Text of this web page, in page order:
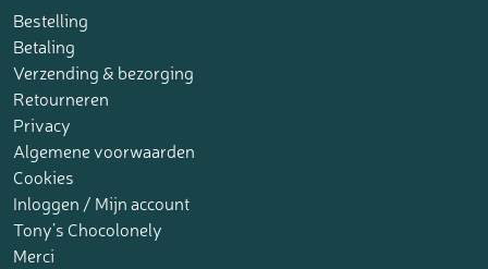
Bestelling
Betaling
Verzending & bezorging
Retourneren
Privacy
Algemene voorwaarden
Cookies
Inloggen / Mijn account
Tony’s Chocolonely
Merci